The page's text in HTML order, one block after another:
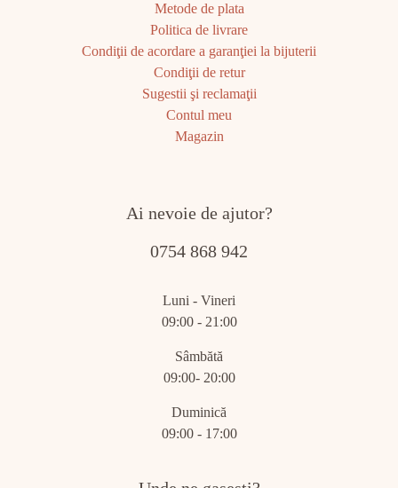
Metode de plata
Politica de livrare
Condiţii de acordare a garanţiei la bijuterii
Condiţii de retur
Sugestii şi reclamaţii
Contul meu
Magazin
Ai nevoie de ajutor?
0754 868 942
Luni - Vineri
09:00 - 21:00
Sâmbătă
09:00- 20:00
Duminică
09:00 - 17:00